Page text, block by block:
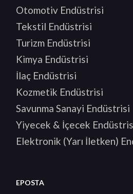
Otomotiv Endüstrisi
Tekstil Endüstrisi
Turizm Endüstrisi
Kimya Endüstrisi
İlaç Endüstrisi
Kozmetik Endüstrisi
Savunma Sanayi Endüstrisi
Yiyecek & İçecek
Elektronik (Yarı İletken)
EPOSTA